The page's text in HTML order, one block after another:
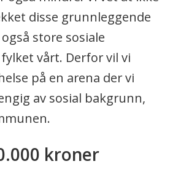
disse grunnleggende
store sosiale
vårt. Derfor vil vi
på en arena der vi
av sosial bakgrunn,
kroner